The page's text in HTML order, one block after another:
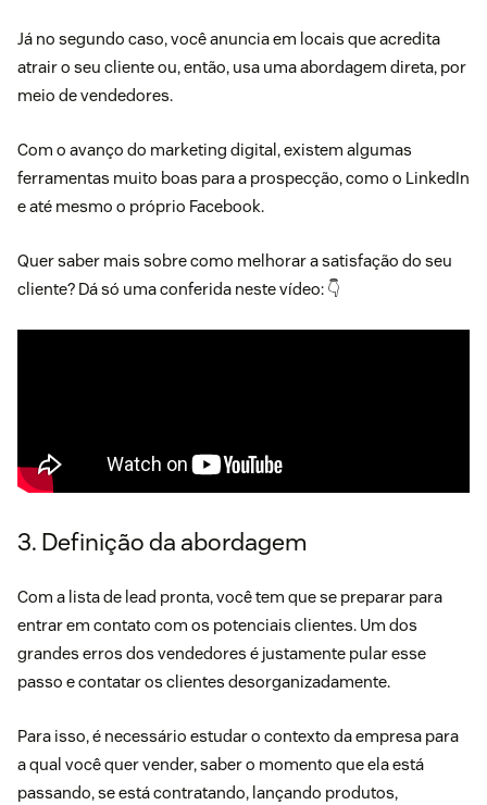
Já no segundo caso, você anuncia em locais que acredita
atrair o seu cliente ou, então, usa uma abordagem direta, por
meio de vendedores.
Com o avanço do marketing digital, existem algumas
ferramentas muito boas para a prospecção, como o LinkedIn
e até mesmo o próprio Facebook.
Quer saber mais sobre como melhorar a satisfação do seu
cliente? Dá só uma conferida neste vídeo: 👇
3. Definição da abordagem
Com a lista de lead pronta, você tem que se preparar para
entrar em contato com os potenciais clientes. Um dos
grandes erros dos vendedores é justamente pular esse
passo e contatar os clientes desorganizadamente.
Para isso, é necessário estudar o contexto da empresa para
a qual você quer vender, saber o momento que ela está
passando, se está contratando, lançando produtos,